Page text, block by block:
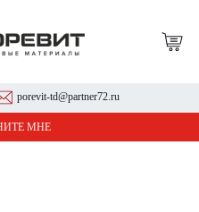
porevit-td@partner72.ru
МНЕ